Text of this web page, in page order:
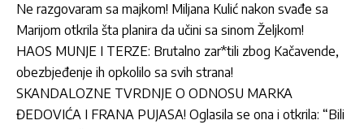
Ne razgovaram sa majkom! Miljana Kulić nakon svađe sa
Marijom otkrila šta planira da učini sa sinom Željkom!
HAOS MUNJE I TERZE: Brutalno zar*tili zbog Kačavende,
obezbjeđenje ih opkolilo sa svih strana!
SKANDALOZNE TVRDNJE O ODNOSU MARKA
ĐEDOVIĆA I FRANA PUJASA! Oglasila se ona i otkrila: “Bili